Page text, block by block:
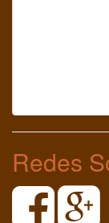
Redes